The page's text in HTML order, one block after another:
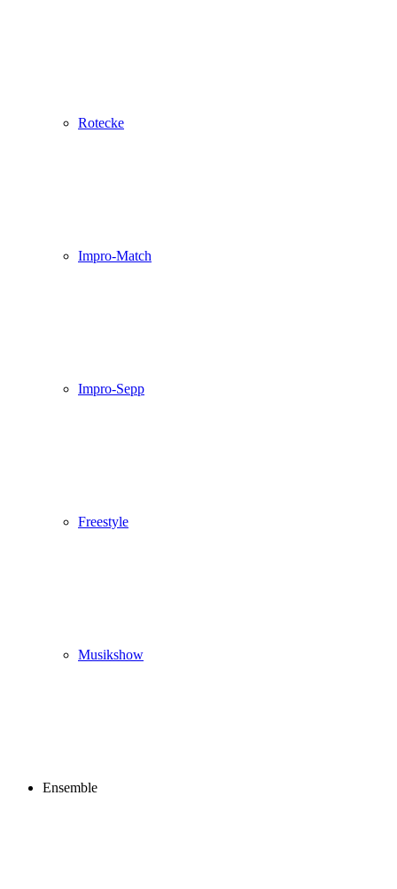
Rotecke
Impro-Match
Impro-Sepp
Freestyle
Musikshow
Ensemble